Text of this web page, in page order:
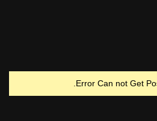
Error Can not Get